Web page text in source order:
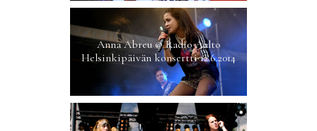
Anna Abreu @ Radio Aalto
Helsinkipäivän konsertti 12.6.2014